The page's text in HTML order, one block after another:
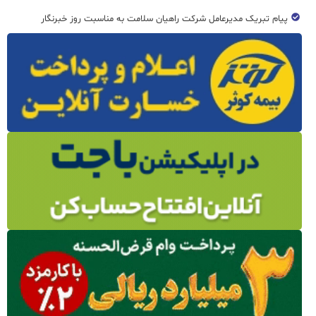
پیام تبریک مدیرعامل شرکت راهیان سلامت به مناسبت روز خبرنگار